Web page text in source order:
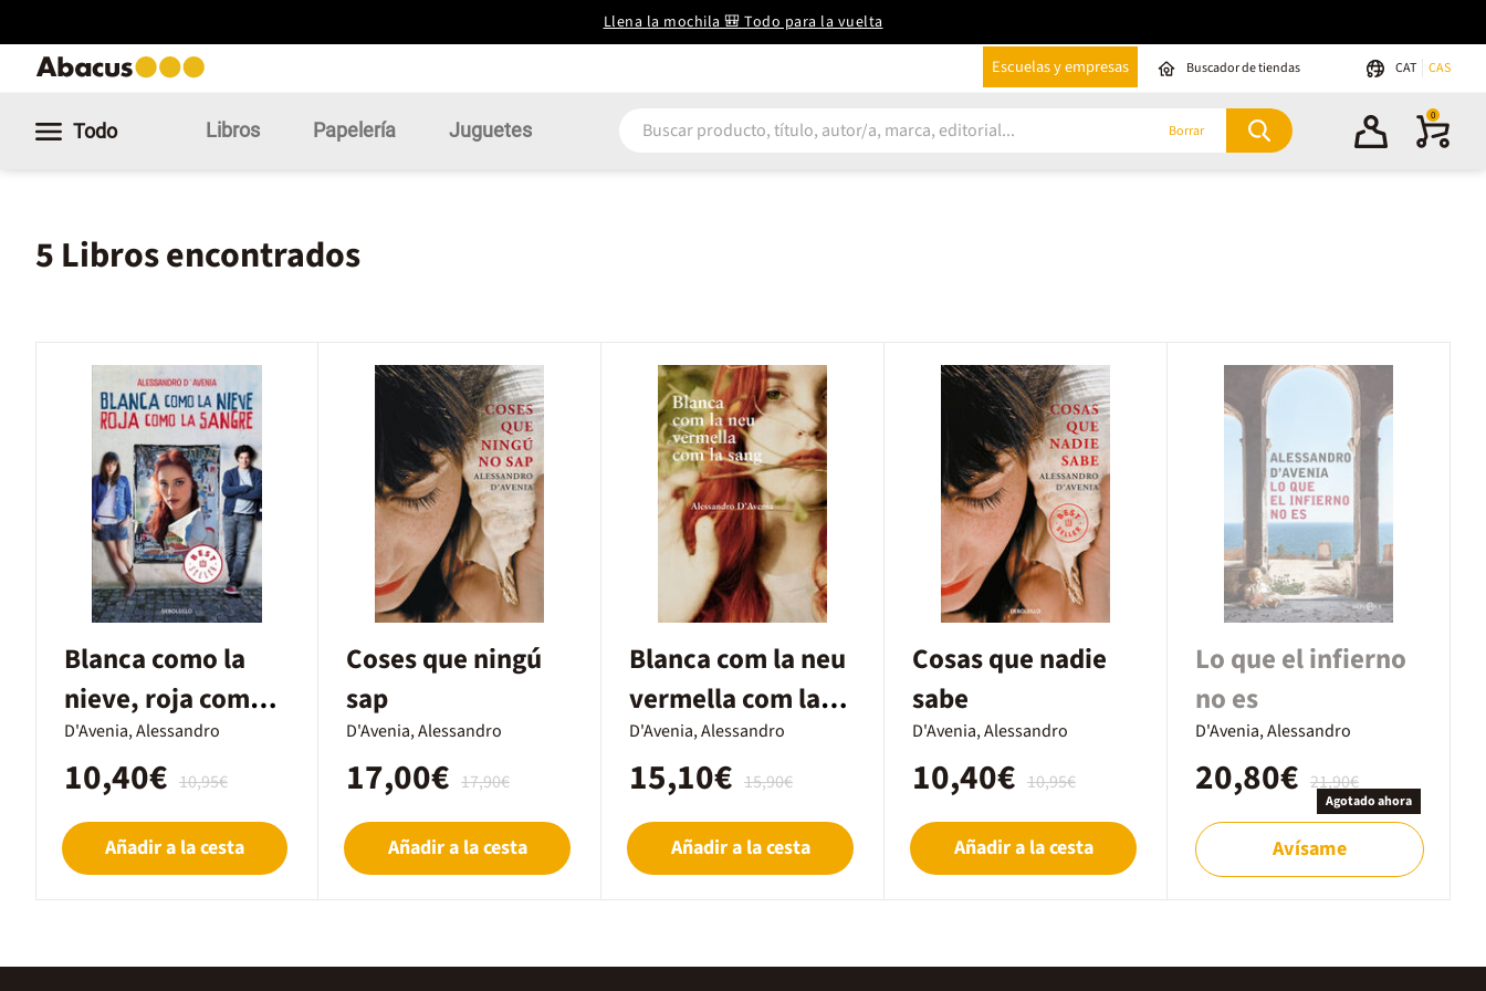
Llena la mochila 🎒 Todo para la vuelta
Escuelas y empresas Buscador de tiendas CAT CAS
Todo Libros Papelería Juguetes Borrar
0
5 Libros encontrados
Blanca como la
nieve, roja como
la sangre
D'Avenia, Alessandro
10,95€
10,40€
Añadir a la cesta
Coses que ningú
sap
D'Avenia, Alessandro
17,90€
17,00€
Añadir a la cesta
Blanca com la neu
vermella com la
sang
D'Avenia, Alessandro
15,90€
15,10€
Añadir a la cesta
Cosas que nadie
sabe
D'Avenia, Alessandro
10,95€
10,40€
Añadir a la cesta
Lo que el infierno
no es
D'Avenia, Alessandro
21,90€
20,80€ Agotado ahora
Avísame